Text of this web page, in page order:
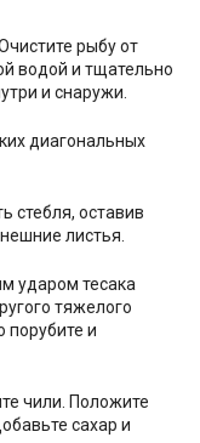
рыбу от
водой и тщательно
и снаружи.
диагональных
стебля, оставив
листья.
ударом тесака
тяжелого
порубите и
чили. Положите
сахар и